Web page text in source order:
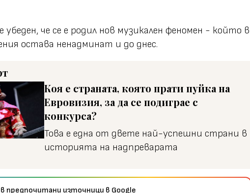
че се е родил нов музикален феномен - който в
остава ненадминат и до днес.
Коя е страната, която прати пуйка на
Евровизия, за да се подиграе с
конкурса?
Това е една от двете най-успешни страни в
историята на надпреварата
предпочитани източници в Google